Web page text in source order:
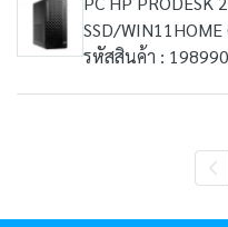
SSD/
รหัสสินค้า :